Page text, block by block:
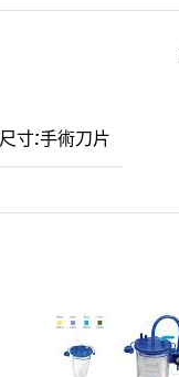
尺寸:手術刀片